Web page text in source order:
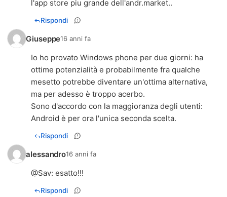
l'app store piu grande dell'andr.market..
Rispondi
Giuseppe16 anni fa
Io ho provato Windows phone per due giorni: ha
ottime potenzialità e probabilmente fra qualche
mesetto potrebbe diventare un'ottima alternativa,
ma per adesso è troppo acerbo.
Sono d'accordo con la maggioranza degli utenti:
Android è per ora l'unica seconda scelta.
Rispondi
alessandro16 anni fa
@Sav: esatto!!!
Rispondi